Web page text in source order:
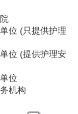
位 (只提供护理
位 (提供护理安
位
机构